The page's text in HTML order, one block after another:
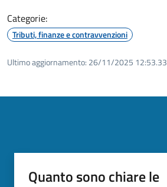
Categorie:
Tributi, finanze e contravvenzioni
Ultimo aggiornamento: 26/11/2025 12:53.33
Quanto sono chiare le